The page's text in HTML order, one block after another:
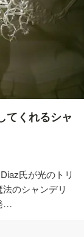
てくれるシャ
氏が光のトリ
のシャンデリ
…